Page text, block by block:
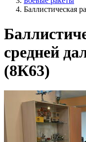
Баллистическая
средней
(8К63)